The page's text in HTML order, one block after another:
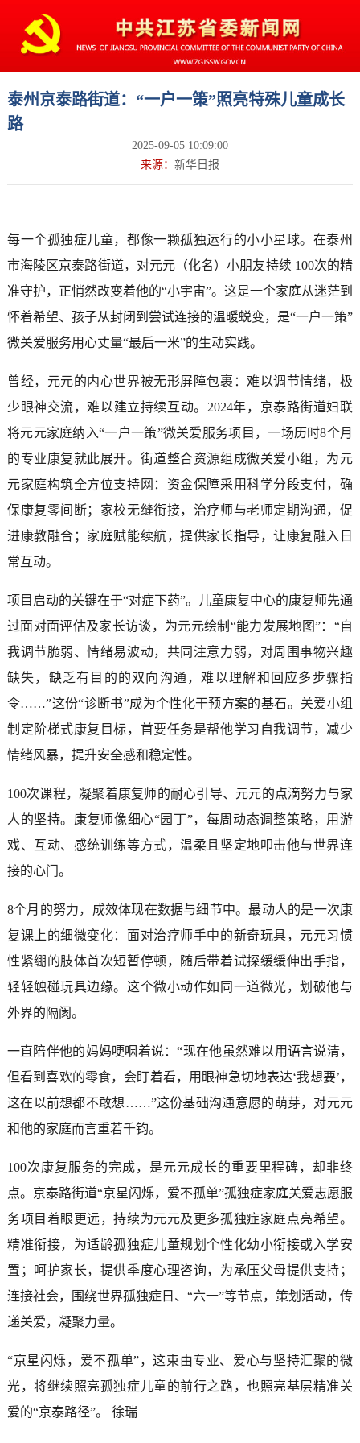
泰州京泰路街道：“一户一策”照亮特殊儿童成长
路
2025-09-05 10:09:00
来源： 新华日报
每一个孤独症儿童，都像一颗孤独运行的小小星球。在泰州
市海陵区京泰路街道，对元元（化名）小朋友持续 100次的精
准守护，正悄然改变着他的“小宇宙”。这是一个家庭从迷茫到
怀着希望、孩子从封闭到尝试连接的温暖蜕变，是“一户一策”
微关爱服务用心丈量“最后一米”的生动实践。
曾经，元元的内心世界被无形屏障包裹：难以调节情绪，极
少眼神交流，难以建立持续互动。2024年，京泰路街道妇联
将元元家庭纳入“一户一策”微关爱服务项目，一场历时8个月
的专业康复就此展开。街道整合资源组成微关爱小组，为元
元家庭构筑全方位支持网：资金保障采用科学分段支付，确
保康复零间断；家校无缝衔接，治疗师与老师定期沟通，促
进康教融合；家庭赋能续航，提供家长指导，让康复融入日
常互动。
项目启动的关键在于“对症下药”。儿童康复中心的康复师先通
过面对面评估及家长访谈，为元元绘制“能力发展地图”：“自
我调节脆弱、情绪易波动，共同注意力弱，对周围事物兴趣
缺失，缺乏有目的的双向沟通，难以理解和回应多步骤指
令……”这份“诊断书”成为个性化干预方案的基石。关爱小组
制定阶梯式康复目标，首要任务是帮他学习自我调节，减少
情绪风暴，提升安全感和稳定性。
100次课程，凝聚着康复师的耐心引导、元元的点滴努力与家
人的坚持。康复师像细心“园丁”，每周动态调整策略，用游
戏、互动、感统训练等方式，温柔且坚定地叩击他与世界连
接的心门。
8个月的努力，成效体现在数据与细节中。最动人的是一次康
复课上的细微变化：面对治疗师手中的新奇玩具，元元习惯
性紧绷的肢体首次短暂停顿，随后带着试探缓缓伸出手指，
轻轻触碰玩具边缘。这个微小动作如同一道微光，划破他与
外界的隔阂。
一直陪伴他的妈妈哽咽着说：“现在他虽然难以用语言说清，
但看到喜欢的零食，会盯着看，用眼神急切地表达‘我想要’，
这在以前想都不敢想……”这份基础沟通意愿的萌芽，对元元
和他的家庭而言重若千钧。
100次康复服务的完成，是元元成长的重要里程碑，却非终
点。京泰路街道“京星闪烁，爱不孤单”孤独症家庭关爱志愿服
务项目着眼更远，持续为元元及更多孤独症家庭点亮希望。
精准衔接，为适龄孤独症儿童规划个性化幼小衔接或入学安
置；呵护家长，提供季度心理咨询，为承压父母提供支持；
连接社会，围绕世界孤独症日、“六一”等节点，策划活动，传
递关爱，凝聚力量。
“京星闪烁，爱不孤单”，这束由专业、爱心与坚持汇聚的微
光，将继续照亮孤独症儿童的前行之路，也照亮基层精准关
爱的“京泰路径”。 徐瑞